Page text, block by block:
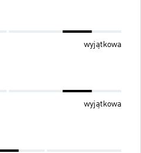
wyjątkowa
wyjątkowa